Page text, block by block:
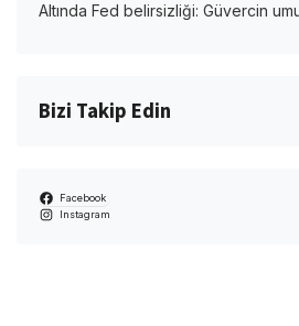
Altında Fed belirsizliği: Güvercin
Bizi Takip Edin
Facebook
Instagram